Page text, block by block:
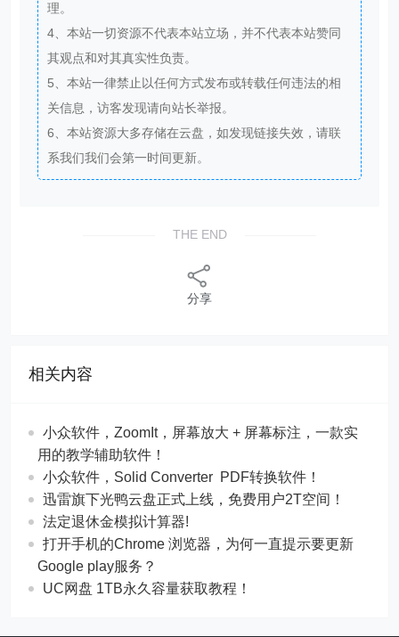
理。
4、本站一切资源不代表本站立场，并不代表本站赞同
其观点和对其真实性负责。
5、本站一律禁止以任何方式发布或转载任何违法的相
关信息，访客发现请向站长举报。
6、本站资源大多存储在云盘，如发现链接失效，请联
系我们我们会第一时间更新。
THE END
分享
相关内容
​​小众软件，ZoomIt，屏幕放大 + 屏幕标注，一款实
用的教学辅助软件！
​​小众软件，Solid Converter PDF转换软件！
迅雷旗下光鸭云盘正式上线，免费用户2T空间！
法定退休金模拟计算器!
打开手机的Chrome 浏览器，为何一直提示要更新
Google play服务？
UC网盘 1TB永久容量获取教程！